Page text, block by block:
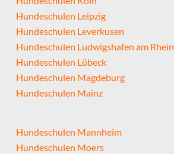
Hundeschulen Leipzig
Hundeschulen Leverkusen
Hundeschulen Ludwigshafen am Rhein
Hundeschulen Lübeck
Hundeschulen Magdeburg
Hundeschulen Mainz
Hundeschulen Mannheim
Hundeschulen Moers